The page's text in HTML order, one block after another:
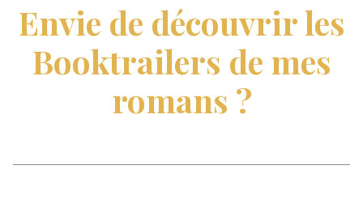
Envie de découvrir les
Booktrailers de mes
romans ?